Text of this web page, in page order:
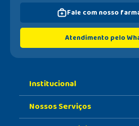
Fale com nosso
Atendimento pelo
Institucional
Sobre A Nossa Drogaria
Nossos Serviços